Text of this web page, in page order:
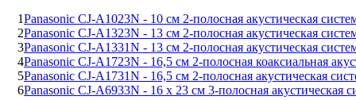
1Panasonic CJ-A1023N - 10 см 2-полосная акустическая
2Panasonic CJ-A1323N - 13 см 2-полосная акустическая
3Panasonic CJ-A1331N - 13 см 2-полосная акустическая
4Panasonic CJ-A1723N - 16,5 см 2-полосная коаксиальная
5Panasonic CJ-A1731N - 16,5 см 2-полосная акустическая
6Panasonic CJ-A6933N - 16 х 23 см 3-полосная акустическая